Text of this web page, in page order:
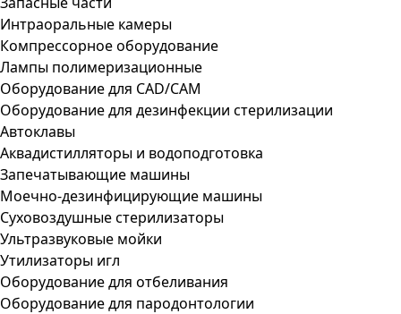
Интраоральные камеры
Компрессорное оборудование
Лампы полимеризационные
Оборудование для CAD/CAM
Оборудование для дезинфекции стерилизации
Автоклавы
Аквадистилляторы и водоподготовка
Запечатывающие машины
Моечно-дезинфицирующие машины
Суховоздушные стерилизаторы
Ультразвуковые мойки
Утилизаторы игл
Оборудование для отбеливания
Оборудование для пародонтологии